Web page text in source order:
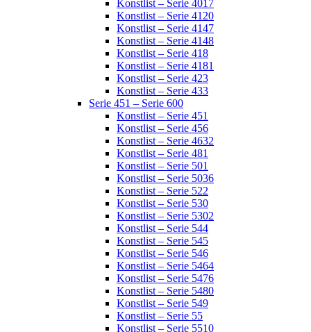
Konstlist – Serie 4017
Konstlist – Serie 4120
Konstlist – Serie 4147
Konstlist – Serie 4148
Konstlist – Serie 418
Konstlist – Serie 4181
Konstlist – Serie 423
Konstlist – Serie 433
Serie 451 – Serie 600
Konstlist – Serie 451
Konstlist – Serie 456
Konstlist – Serie 4632
Konstlist – Serie 481
Konstlist – Serie 501
Konstlist – Serie 5036
Konstlist – Serie 522
Konstlist – Serie 530
Konstlist – Serie 5302
Konstlist – Serie 544
Konstlist – Serie 545
Konstlist – Serie 546
Konstlist – Serie 5464
Konstlist – Serie 5476
Konstlist – Serie 5480
Konstlist – Serie 549
Konstlist – Serie 55
Konstlist – Serie 5510